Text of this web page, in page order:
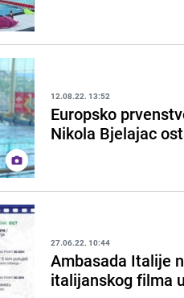
12.08.22. 13:52
Europsko
Nikola Bjelajac
27.06.22. 10:44
Ambasada Italije
italijanskog filma